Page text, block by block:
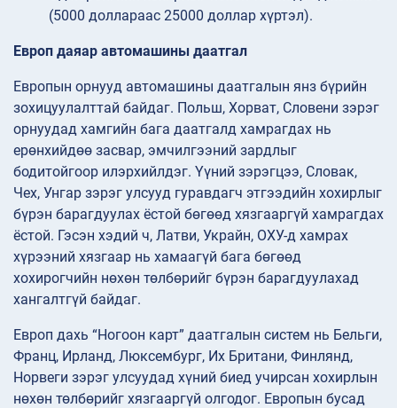
(5000 доллараас 25000 доллар хүртэл).
Европ даяар автомашины даатгал
Европын орнууд автомашины даатгалын янз бүрийн
зохицуулалттай байдаг. Польш, Хорват, Словени зэрэг
орнуудад хамгийн бага даатгалд хамрагдах нь
ерөнхийдөө засвар, эмчилгээний зардлыг
бодитойгоор илэрхийлдэг. Үүний зэрэгцээ, Словак,
Чех, Унгар зэрэг улсууд гуравдагч этгээдийн хохирлыг
бүрэн барагдуулах ёстой бөгөөд хязгааргүй хамрагдах
ёстой. Гэсэн хэдий ч, Латви, Украйн, ОХУ-д хамрах
хүрээний хязгаар нь хамаагүй бага бөгөөд
хохирогчийн нөхөн төлбөрийг бүрэн барагдуулахад
хангалтгүй байдаг.
Европ дахь “Ногоон карт” даатгалын систем нь Бельги,
Франц, Ирланд, Люксембург, Их Британи, Финлянд,
Норвеги зэрэг улсуудад хүний биед учирсан хохирлын
нөхөн төлбөрийг хязгааргүй олгодог. Европын бусад